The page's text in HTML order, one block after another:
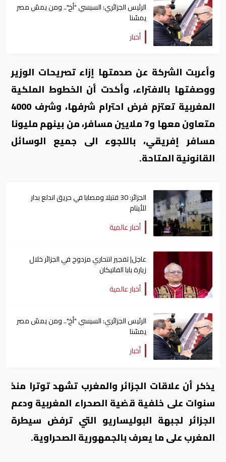
الرئيس الجزائري: السيسي "أخ".. ومن يمسّ مصر
يمسّنا
أخبار
وأعربت الشركة عن صدمتها إزاء تصريحات الوزير
ووصفتها بالافتراء، وأكدت أن الخطوط الملكية
المغربية تعتزم فرض احترام شرفها، وشرف 4000
متعاون معها و7 ملايين مسافر، من بينهم مليونا
مسافر إفريقي، باللجوء الى جميع الوسائل
القانونية المتاحة.
الجزائر: 30 قتيلا ومصابا في حريق اندلع بدار
للأيتام
أخبار عالمية
عاجل| تفجير انتحاري مزدوج في الجزائر خلال
زيارة بابا الفاتيكان
أخبار عالمية
الرئيس الجزائري: السيسي "أخ".. ومن يمسّ مصر
يمسّنا
أخبار
يذكر أن علاقات الجزائر والمغرب تشهد توترا منذ
سنوات على خلفية قضية الصحراء المغربية ودعم
الجزائر لجبهة البوليساريو التي ترفض سيطرة
المغرب على ما يعرف بالجمهورية الصحراوية.